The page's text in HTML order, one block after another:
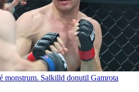
monstrum. Salkilld donutil Gamrota